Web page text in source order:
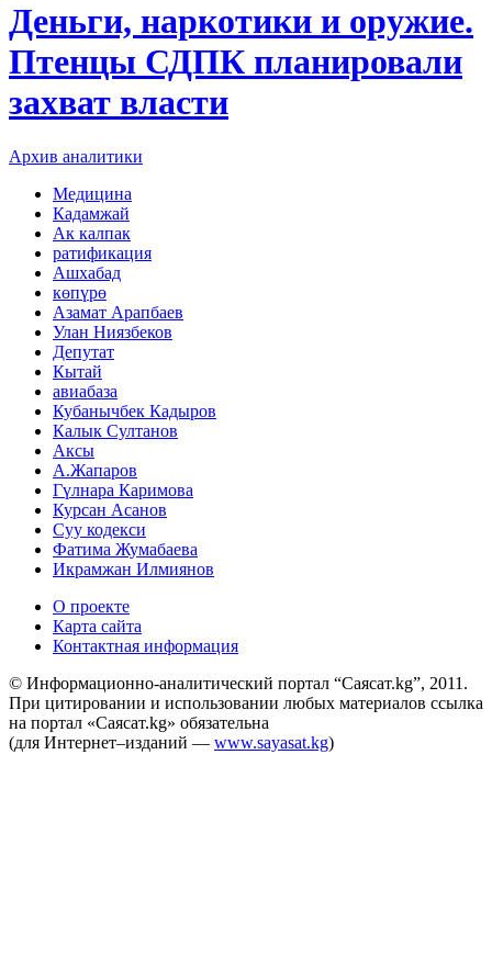
Деньги, наркотики и оружие.
Птенцы СДПК планировали
захват власти
Архив аналитики
Медицина
Кадамжай
Ак калпак
ратификация
Ашхабад
көпүрө
Азамат Арапбаев
Улан Ниязбеков
Депутат
Кытай
авиабаза
Кубанычбек Кадыров
Калык Султанов
Аксы
А.Жапаров
Гүлнара Каримова
Курсан Асанов
Суу кодекси
Фатима Жумабаева
Икрамжан Илмиянов
О проекте
Карта сайта
Контактная информация
© Информационно-аналитический портал “Саясат.kg”, 2011.
При цитировании и использовании любых материалов ссылка
на портал «Саясат.kg» обязательна
(для Интернет–изданий — www.sayasat.kg)